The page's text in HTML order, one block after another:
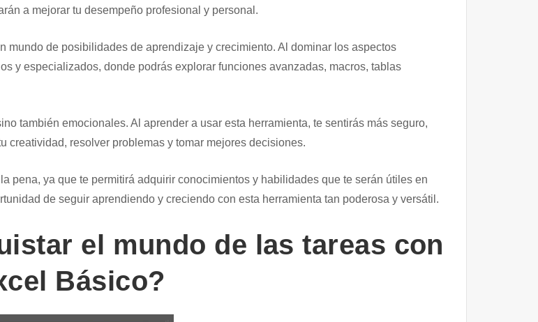
a mejorar tu desempeño profesional y personal.
mundo de posibilidades de aprendizaje y crecimiento. Al dominar los aspectos
y especializados, donde podrás explorar funciones avanzadas, macros, tablas
también emocionales. Al aprender a usar esta herramienta, te sentirás más seguro,
creatividad, resolver problemas y tomar mejores decisiones.
pena, ya que te permitirá adquirir conocimientos y habilidades que te serán útiles en
de seguir aprendiendo y creciendo con esta herramienta tan poderosa y versátil.
el mundo de las tareas con
Básico?